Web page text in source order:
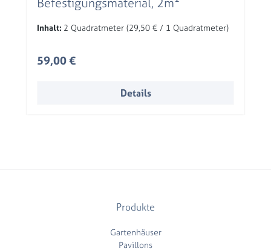
Inhalt: 2 Quadratmeter (29,50 € / 1 Quadratmeter)
Regulärer Preis:
59,00 €
Details
Produkte
Gartenhäuser
Pavillons